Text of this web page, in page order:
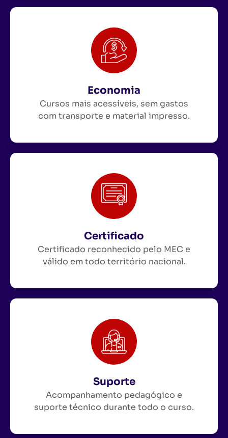
Economia
Cursos mais acessíveis, sem gastos
com transporte e material impresso.
Certificado
Certificado reconhecido pelo MEC e
válido em todo território nacional.
Suporte
Acompanhamento pedagógico e
suporte técnico durante todo o curso.